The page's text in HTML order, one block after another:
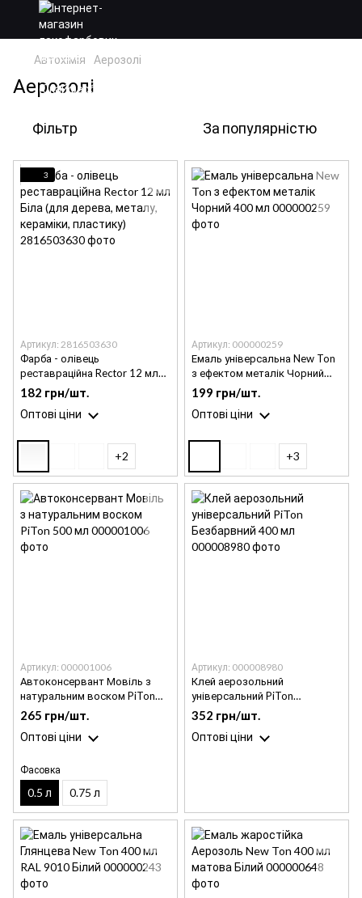
Автохімія Аерозолі
Аерозолі
Фільтр За популярністю
3
Артикул: 2816503630
Фарба - олівець
реставраційна Rector 12 мл
Біла (для дерева, металу,
кераміки, пластику)
182 грн/шт.
Оптові ціни
+2
Артикул: 000000259
Емаль універсальна New Ton
з ефектом металік Чорний
400 мл
199 грн/шт.
Оптові ціни
+3
Артикул: 000001006
Автоконсервант Мовіль з
натуральним воском PiTon
500 мл
265 грн/шт.
Оптові ціни
Фасовка
0.5 л 0.75 л
Артикул: 000008980
Клей аерозольний
універсальний PiTon
Безбарвний 400 мл
352 грн/шт.
Оптові ціни